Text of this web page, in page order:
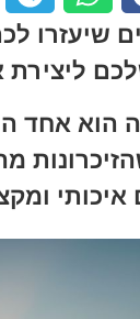
שיעזרו
ליצירת
הוא אחד